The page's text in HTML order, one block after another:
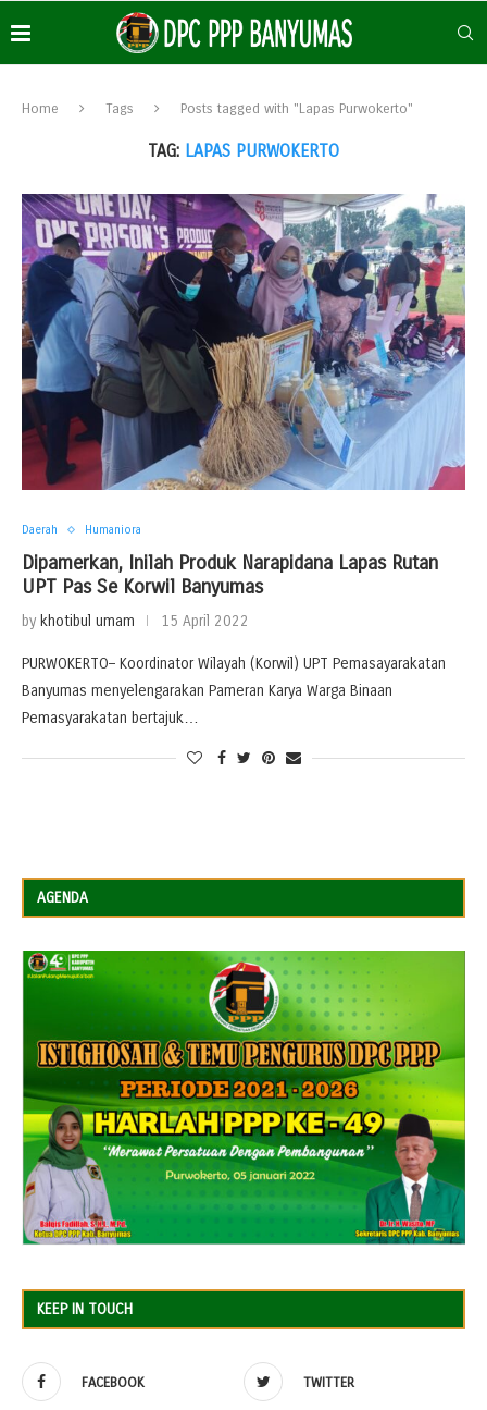
Home Tags Posts tagged with "Lapas Purwokerto"
TAG: LAPAS PURWOKERTO
Daerah Humaniora
Dipamerkan, Inilah Produk Narapidana Lapas Rutan
UPT Pas Se Korwil Banyumas
by khotibul umam 15 April 2022
PURWOKERTO– Koordinator Wilayah (Korwil) UPT Pemasayarakatan
Banyumas menyelengarakan Pameran Karya Warga Binaan
Pemasyarakatan bertajuk…
AGENDA
KEEP IN TOUCH
FACEBOOK TWITTER